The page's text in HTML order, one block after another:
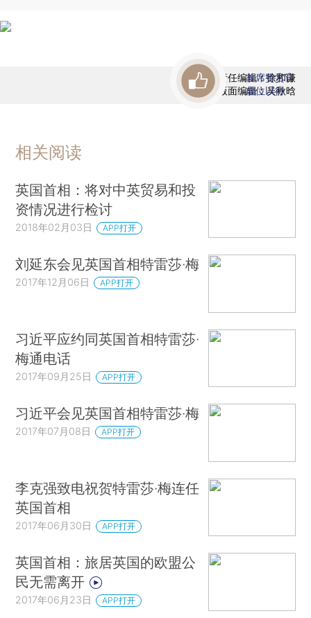
责任编辑：徐和谦
版面编辑：吴秋晗
首席赞赏官
虚位以待
相关阅读
英国首相：将对中英贸易和投
资情况进行检讨
2018年02月03日 APP打开
刘延东会见英国首相特雷莎·梅
2017年12月06日 APP打开
习近平应约同英国首相特雷莎·
梅通电话
2017年09月25日 APP打开
习近平会见英国首相特雷莎·梅
2017年07月08日 APP打开
李克强致电祝贺特雷莎·梅连任
英国首相
2017年06月30日 APP打开
英国首相：旅居英国的欧盟公
民无需离开
2017年06月23日 APP打开